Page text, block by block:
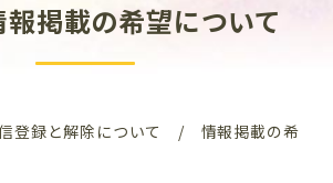
載の希望について
登録と解除について / 情報掲載の希